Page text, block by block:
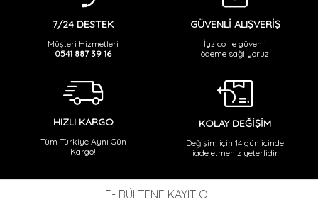
7/24 DESTEK
Müşteri Hizmetleri
0541 887 39 16
GÜVENLİ ALIŞVERİŞ
İyzico ile güvenli
ödeme sağlıyoruz
HIZLI KARGO
Tüm Türkiye Aynı Gün
Kargo!
KOLAY DEĞİŞİM
Değişim için 14 gün içinde
iade etmeniz yeterlidir
E- BÜLTENE KAYIT OL